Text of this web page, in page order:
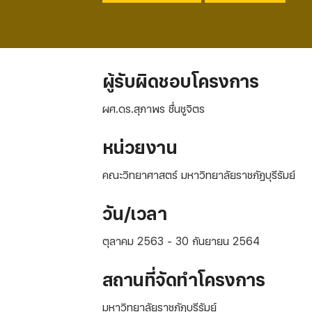
ผู้รับผิดชอบโครงการ
ผศ.ดร.สุภาพร ชื่นชูจิตร
หน่วยงาน
คณะวิทยาศาสตร์ มหาวิทยาลัยราชภัฏบุรีรัมย์
วัน/เวลา
ตุลาคม 2563 - 30 กันยายน 2564
สถานที่จัดทำโครงการ
มหาวิทยาลัยราชภัฏบุรีรัมย์